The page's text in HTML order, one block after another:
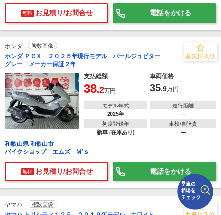
無料 お見積り/お問合せ 電話をかける
ホンダ 複数画像
ホンダ ＰＣＸ ２０２５年現行モデル パールジュピター
グレー メーカー保証２年
支払総額
車両価格
38.2万円 35.9万円
モデル年式
2025年
走行距離
―
初度登録年
新車 (在庫あり)
車検/自賠責
―
和歌山県 和歌山市
バイクショップ エムズ Ｍ’ｓ
無料 お見積り/お問合せ 電話をかける
ヤマハ 複数画像
相場をチェック！
車種選択するだけ、かんたん相場検索
車種
型式(任意)
走行距離(任意)